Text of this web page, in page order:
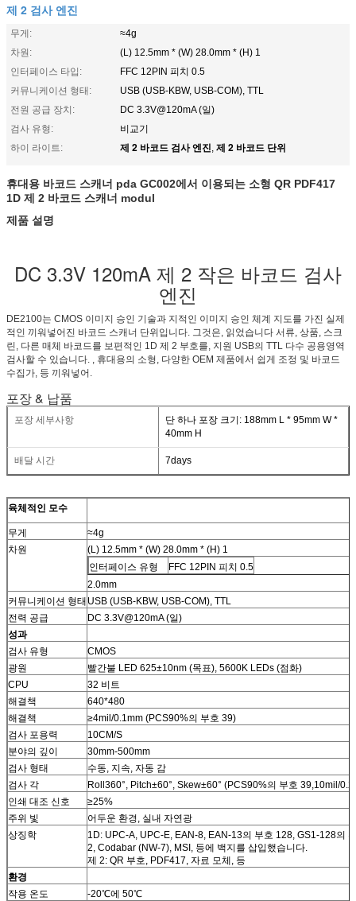
제 2 검사 엔진
무게:
≈4g
차원:
(L) 12.5mm * (W) 28.0mm * (H) 1
인터페이스 타입:
FFC 12PIN 피치 0.5
커뮤니케이션 형태:
USB (USB-KBW, USB-COM), TTL
전원 공급 장치:
DC 3.3V@120mA (일)
검사 유형:
비교기
하이 라이트:
제 2 바코드 검사 엔진, 제 2 바코드 단위
휴대용 바코드 스캐너 pda GC002에서 이용되는 소형 QR PDF417
1D 제 2 바코드 스캐너 modul
제품 설명
DC 3.3V 120mA 제 2 작은 바코드 검사
엔진
DE2100는 CMOS 이미지 승인 기술과 지적인 이미지 승인 체계 지도를 가진 실제
적인 끼워넣어진 바코드 스캐너 단위입니다. 그것은, 읽었습니다 서류, 상품, 스크
린, 다른 매체 바코드를 보편적인 1D 제 2 부호를, 지원 USB의 TTL 다수 공용영역
검사할 수 있습니다. , 휴대용의 소형, 다양한 OEM 제품에서 쉽게 조정 및 바코드
수집가, 등 끼워넣어.
포장 & 납품
포장 세부사항
단 하나 포장 크기: 188mm L * 95mm W *
40mm H
배달 시간 7days
육체적인 모수
무게
≈4g
차원
(L) 12.5mm * (W) 28.0mm * (H) 1
인터페이스 유형
FFC 12PIN 피치 0.5
2.0mm
커뮤니케이션 형태 USB (USB-KBW, USB-COM), TTL
전력 공급
DC 3.3V@120mA (일)
성과
검사 유형
CMOS
광원
빨간불 LED 625±10nm (목표), 5600K LEDs (점화)
CPU
32 비트
해결책
640*480
해결책
≥4mil/0.1mm (PCS90%의 부호 39)
검사 포용력
10CM/S
분야의 깊이
30mm-500mm
검사 형태
수동, 지속, 자동 감
검사 각
Roll360°, Pitch±60°, Skew±60° (PCS90%의 부호 39,10mil/
인쇄 대조 신호
≥25%
주위 빛
어두운 환경, 실내 자연광
상징학
1D: UPC-A, UPC-E, EAN-8, EAN-13의 부호 128, GS1-128의
2, Codabar (NW-7), MSI, 등에 백지를 삽입했습니다.
제 2: QR 부호, PDF417, 자료 모체, 등
환경
작용 온도
-20℃에 50℃